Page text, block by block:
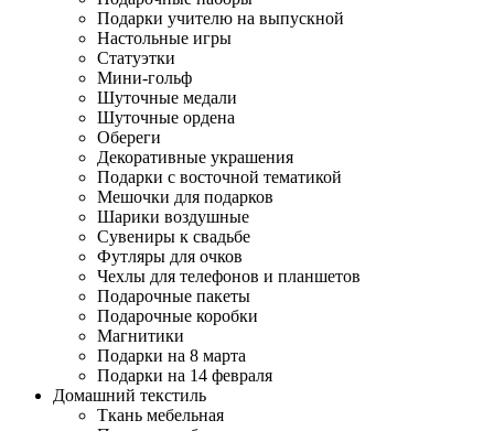
Подарки учителю на выпускной
Настольные игры
Статуэтки
Мини-гольф
Шуточные медали
Шуточные ордена
Обереги
Декоративные украшения
Подарки с восточной тематикой
Мешочки для подарков
Шарики воздушные
Сувениры к свадьбе
Футляры для очков
Чехлы для телефонов и планшетов
Подарочные пакеты
Подарочные коробки
Магнитики
Подарки на 8 марта
Подарки на 14 февраля
Домашний текстиль
Ткань мебельная